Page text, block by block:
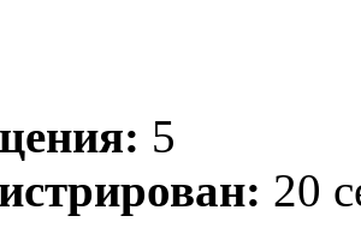
5
20